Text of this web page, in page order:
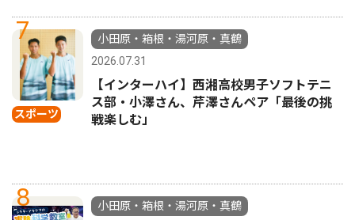
7
スポーツ
小田原・箱根・湯河原・真鶴
2026.07.31
【インターハイ】西湘高校男子ソフトテニ
ス部・小澤さん、芹澤さんペア「最後の挑
戦楽しむ」
8
小田原・箱根・湯河原・真鶴